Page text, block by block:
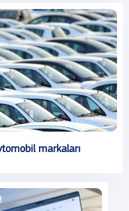
markaları